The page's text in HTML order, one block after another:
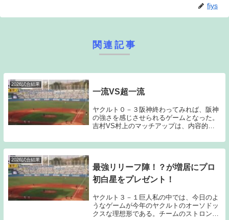
fiys
関連記事
2026試合結果
一流VS超一流
ヤクルト０－３阪神終わってみれば、阪神
の強さを感じさせられるゲームとなった。
吉村VS村上のマッチアップは、内容的に
関しても2打席目までは吉村が完璧に佐藤
輝を抑え込んでいるように見えた。しか
2026試合結果
最強リリーフ陣！？が増居にプロ
初白星をプレゼント！
ヤクルト３－１巨人私の中では、今日のよ
うなゲームが今年のヤクルトのオーソドッ
クスな理想形である。チームのストロング